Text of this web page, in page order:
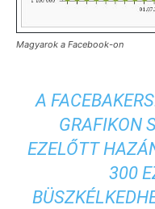
Magyarok a Facebook-on
A
GRAFIKON
EZELŐTT
300